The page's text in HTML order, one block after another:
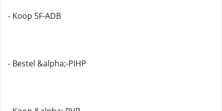
- Koop 5F-ADB
- Bestel &alpha;-PIHP